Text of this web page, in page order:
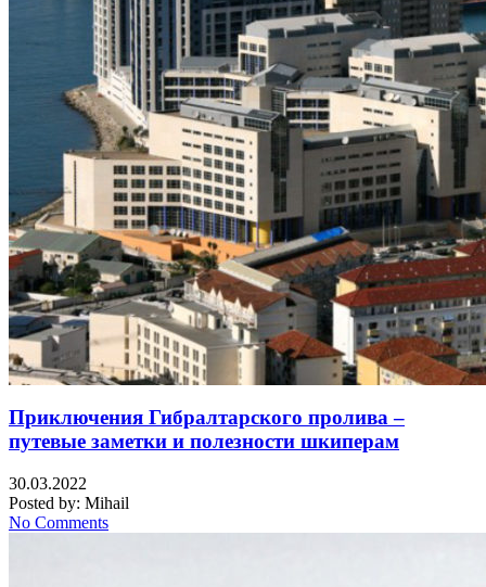
Приключения Гибралтарского пролива –
путевые заметки и полезности шкиперам
30.03.2022
Posted by: Mihail
No Comments